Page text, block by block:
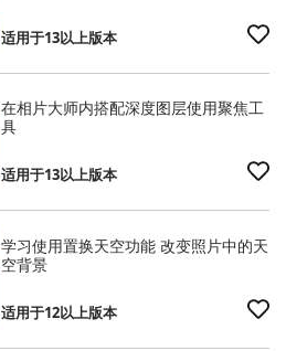
适用于13以上版本
在相片大师内搭配深度图层使用聚焦工
具
适用于13以上版本
学习使用置换天空功能 改变照片中的天
空背景
适用于12以上版本